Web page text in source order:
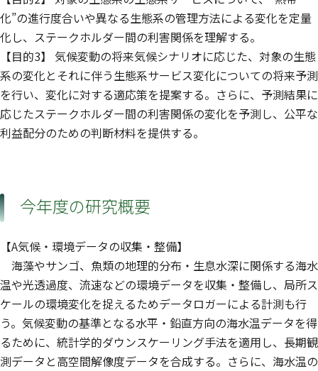
化”の進行度合いや異なる生態系の管理方法による変化を定量
化し、ステークホルダー間の利害関係を理解する。
【目的3】 気候変動の将来気候シナリオに応じた、対象の生態
系の変化とそれに伴う生態系サービス変化についての将来予測
を行い、変化に対する適応策を提案する。さらに、予測結果に
応じたステークホルダー間の利害関係の変化を予測し、公平な
利益配分のための判断材料を提供する。
今年度の研究概要
【A気候・環境データの収集・整備】
海藻やサンゴ、魚類の地理的分布・生息水深に関係する海水
温や光透過度、流速などの環境データを収集・整備し、局所ス
ケールの環境変化を捉えるためデータロガーによる計測も行
う。気候変動の基準となる水平・鉛直方向の海水温データを得
るために、統計学的ダウンスケーリング手法を適用し、長期観
測データと高空間解像度データを合成する。さらに、海水温の